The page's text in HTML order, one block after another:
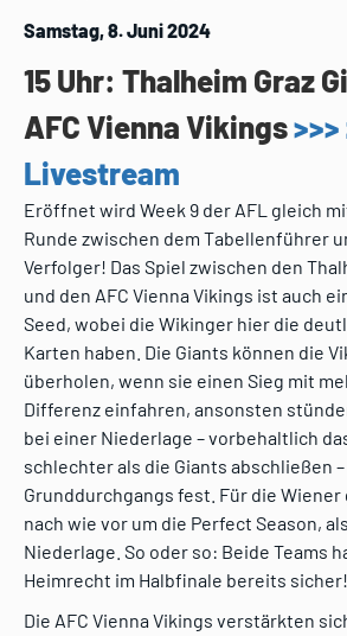
Samstag, 8. Juni 2024
15 Uhr: Thalheim Graz
AFC Vienna Vikings
Livestream
Eröffnet wird Week 9 der AFL gleich
Runde zwischen dem Tabellenführer
Verfolger! Das Spiel zwischen den
und den AFC Vienna Vikings ist auch
Seed, wobei die Wikinger hier die
Karten haben. Die Giants können die
überholen, wenn sie einen Sieg mit
Differenz einfahren, ansonsten
bei einer Niederlage – vorbehaltlich
schlechter als die Giants abschließen
Grunddurchgangs fest. Für die
nach wie vor um die Perfect Season,
Niederlage. So oder so: Beide Teams
Heimrecht im Halbfinale bereits sicher!
Die AFC Vienna Vikings verstärkten